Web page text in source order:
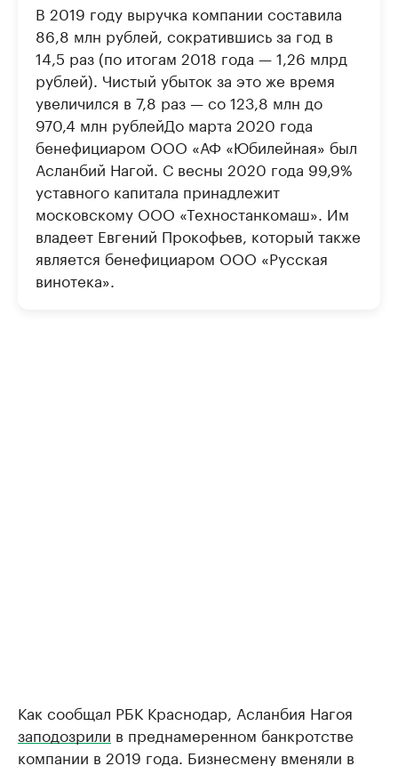
В 2019 году выручка компании составила
86,8 млн рублей, сократившись за год в
14,5 раз (по итогам 2018 года — 1,26 млрд
рублей). Чистый убыток за это же время
увеличился в 7,8 раз — со 123,8 млн до
970,4 млн рублейДо марта 2020 года
бенефициаром ООО «АФ «Юбилейная» был
Асланбий Нагой. С весны 2020 года 99,9%
уставного капитала принадлежит
московскому ООО «Техностанкомаш». Им
владеет Евгений Прокофьев, который также
является бенефициаром ООО «Русская
винотека».
Как сообщал РБК Краснодар, Асланбия Нагоя
заподозрили в преднамеренном банкротстве
компании в 2019 года. Бизнесмену вменяли в